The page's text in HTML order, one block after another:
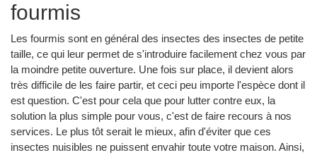
fourmis
Les fourmis sont en général des insectes des insectes de petite
taille, ce qui leur permet de s'introduire facilement chez vous par
la moindre petite ouverture. Une fois sur place, il devient alors
très difficile de les faire partir, et ceci peu importe l'espèce dont il
est question. C'est pour cela que pour lutter contre eux, la
solution la plus simple pour vous, c'est de faire recours à nos
services. Le plus tôt serait le mieux, afin d'éviter que ces
insectes nuisibles ne puissent envahir toute votre maison. Ainsi,